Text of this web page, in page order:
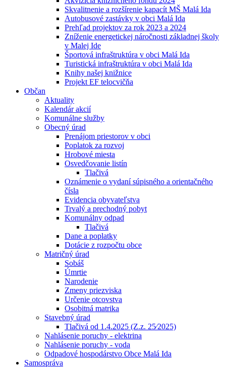
Skvalitnenie a rozšírenie kapacít MŠ Malá Ida
Autobusové zastávky v obci Malá Ida
Prehľad projektov za rok 2023 a 2024
Zníženie energetickej náročnosti základnej školy
v Malej Ide
Športová infraštruktúra v obci Malá Ida
Turistická infraštruktúra v obci Malá Ida
Knihy našej knižnice
Projekt EF telocvičňa
Občan
Aktuality
Kalendár akcií
Komunálne služby
Obecný úrad
Prenájom priestorov v obci
Poplatok za rozvoj
Hrobové miesta
Osvedčovanie listín
Tlačivá
Oznámenie o vydaní súpisného a orientačného
čísla
Evidencia obyvateľstva
Trvalý a prechodný pobyt
Komunálny odpad
Tlačivá
Dane a poplatky
Dotácie z rozpočtu obce
Matričný úrad
Sobáš
Úmrtie
Narodenie
Zmeny priezviska
Určenie otcovstva
Osobitná matrika
Stavebný úrad
Tlačivá od 1.4.2025 (Z.z. 25⁄2025)
Nahlásenie poruchy - elektrina
Nahlásenie poruchy - voda
Odpadové hospodárstvo Obce Malá Ida
Samospráva